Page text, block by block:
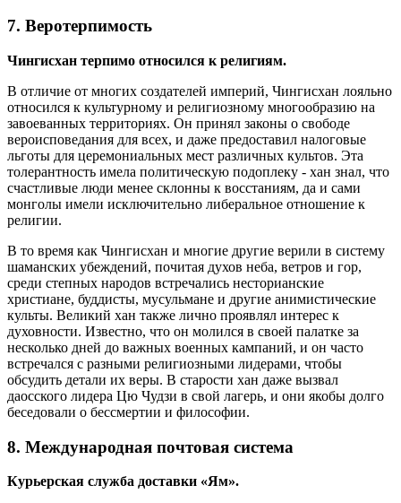
7. Веротерпимость
Чингисхан терпимо относился к религиям.
В отличие от многих создателей империй, Чингисхан лояльно
относился к культурному и религиозному многообразию на
завоеванных территориях. Он принял законы о свободе
вероисповедания для всех, и даже предоставил налоговые
льготы для церемониальных мест различных культов. Эта
толерантность имела политическую подоплеку - хан знал, что
счастливые люди менее склонны к восстаниям, да и сами
монголы имели исключительно либеральное отношение к
религии.
В то время как Чингисхан и многие другие верили в систему
шаманских убеждений, почитая духов неба, ветров и гор,
среди степных народов встречались несторианские
христиане, буддисты, мусульмане и другие анимистические
культы. Великий хан также лично проявлял интерес к
духовности. Известно, что он молился в своей палатке за
несколько дней до важных военных кампаний, и он часто
встречался с разными религиозными лидерами, чтобы
обсудить детали их веры. В старости хан даже вызвал
даосского лидера Цю Чудзи в свой лагерь, и они якобы долго
беседовали о бессмертии и философии.
8. Международная почтовая система
Курьерская служба доставки «Ям».